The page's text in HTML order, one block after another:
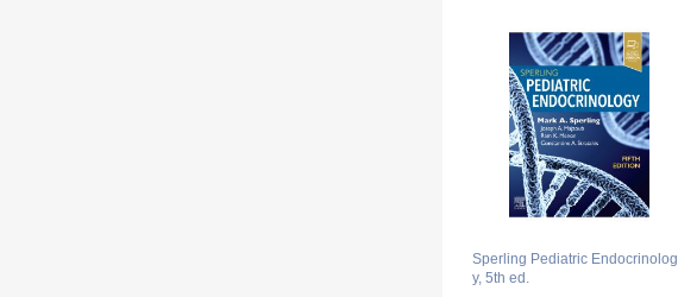
Sperling Pediatric Endocrinolog
y, 5th ed.